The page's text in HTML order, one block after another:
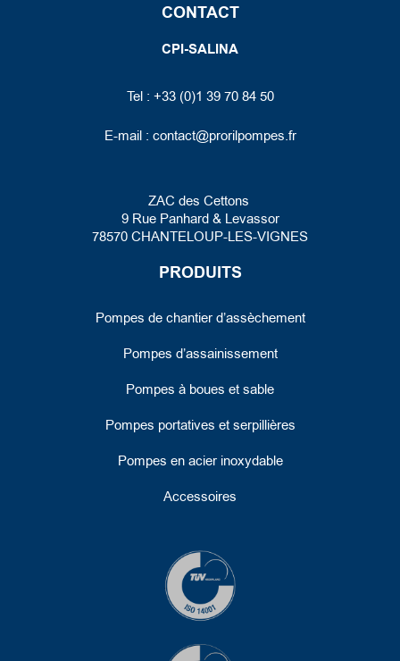
CONTACT
CPI-SALINA
Tel : +33 (0)1 39 70 84 50
E-mail : contact@prorilpompes.fr
ZAC des Cettons
9 Rue Panhard& Levassor
78570 CHANTELOUP-LES-VIGNES
PRODUITS
Pompes de chantier d’assèchement
Pompes d’assainissement
Pompes à boues et sable
Pompes portatives et serpillières
Pompes en acier inoxydable
Accessoires